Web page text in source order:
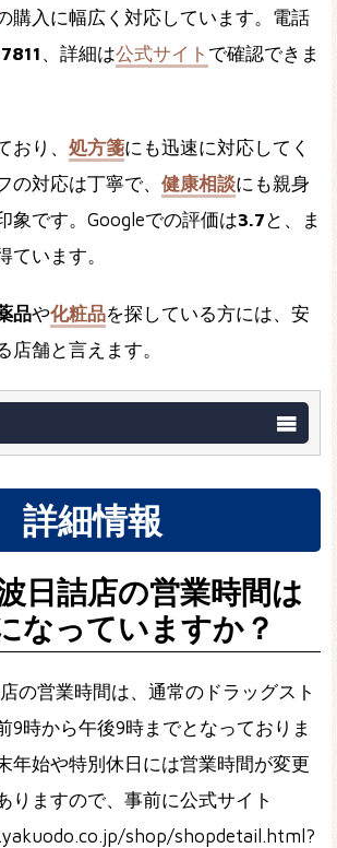
購入に幅広く対応しています。電話
、詳細は公式サイト で確認できま
おり、 処方箋にも迅速に対応してく
の対応は丁寧で、 健康相談にも親身
象です。Googleでの評価は3.7 と、ま
ています。
品や化粧品を探している方には、安
店舗と言えます。
詳細情報
日詰店の営業時間は
なっていますか？
の営業時間は、通常のドラッグスト
9時から午後9時までとなっておりま
年始や特別休日には営業時間が変更
りますので、事前に公式サイト
shop/shopdetail.html?